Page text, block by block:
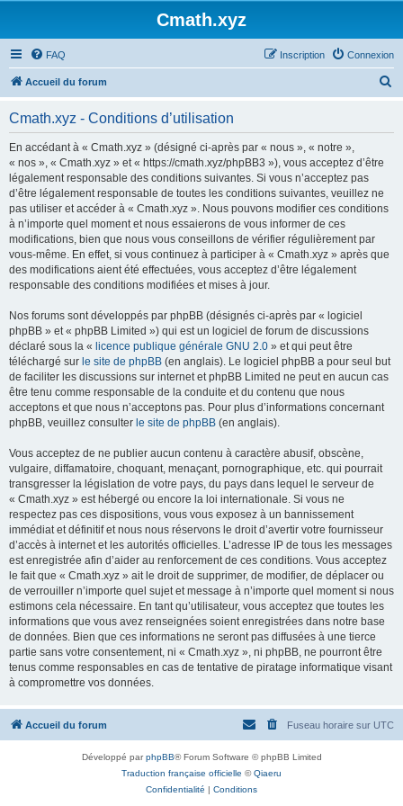
Cmath.xyz
FAQ Connexion
Inscription
Accueil du forum
Cmath.xyz - Conditions d’utilisation
En accédant à « Cmath.xyz » (désigné ci-après par « nous », « notre »,
« nos », « Cmath.xyz » et « https://cmath.xyz/phpBB3 »), vous acceptez d’être
légalement responsable des conditions suivantes. Si vous n’acceptez pas
d’être légalement responsable de toutes les conditions suivantes, veuillez ne
pas utiliser et accéder à « Cmath.xyz ». Nous pouvons modifier ces conditions
à n’importe quel moment et nous essaierons de vous informer de ces
modifications, bien que nous vous conseillons de vérifier régulièrement par
vous-même. En effet, si vous continuez à participer à « Cmath.xyz » après que
des modifications aient été effectuées, vous acceptez d’être légalement
responsable des conditions modifiées et mises à jour.
Nos forums sont développés par phpBB (désignés ci-après par « logiciel
phpBB » et « phpBB Limited ») qui est un logiciel de forum de discussions
déclaré sous la « licence publique générale GNU 2.0 » et qui peut être
téléchargé sur le site de phpBB (en anglais). Le logiciel phpBB a pour seul but
de faciliter les discussions sur internet et phpBB Limited ne peut en aucun cas
être tenu comme responsable de la conduite et du contenu que nous
acceptons et que nous n’acceptons pas. Pour plus d’informations concernant
phpBB, veuillez consulter le site de phpBB (en anglais).
Vous acceptez de ne publier aucun contenu à caractère abusif, obscène,
vulgaire, diffamatoire, choquant, menaçant, pornographique, etc. qui pourrait
transgresser la législation de votre pays, du pays dans lequel le serveur de
« Cmath.xyz » est hébergé ou encore la loi internationale. Si vous ne
respectez pas ces dispositions, vous vous exposez à un bannissement
immédiat et définitif et nous nous réservons le droit d’avertir votre fournisseur
d’accès à internet et les autorités officielles. L’adresse IP de tous les messages
est enregistrée afin d’aider au renforcement de ces conditions. Vous acceptez
le fait que « Cmath.xyz » ait le droit de supprimer, de modifier, de déplacer ou
de verrouiller n’importe quel sujet et message à n’importe quel moment si nous
estimons cela nécessaire. En tant qu’utilisateur, vous acceptez que toutes les
informations que vous avez renseignées soient enregistrées dans notre base
de données. Bien que ces informations ne seront pas diffusées à une tierce
partie sans votre consentement, ni « Cmath.xyz », ni phpBB, ne pourront être
tenus comme responsables en cas de tentative de piratage informatique visant
à compromettre vos données.
Accueil du forum Fuseau horaire sur UTC
Développé parphpBB® Forum Software © phpBB Limited
Traduction française officielle ©Qiaeru
Confidentialité | Conditions